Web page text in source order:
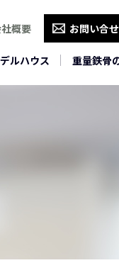
概要 お問い合
ルハウス 重量鉄骨